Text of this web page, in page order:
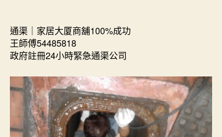
通渠｜家居大厦商舖100%成功
王師傅54485818
政府註冊24小時緊急通渠公司